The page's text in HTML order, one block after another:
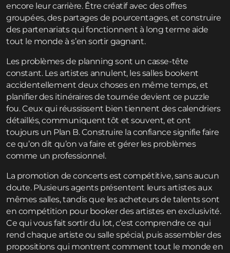
encore leur carrière. Être créatif avec des offres
groupées, des partages de pourcentages, et construire
des partenariats qui fonctionnent à long terme aide
tout le monde à s’en sortir gagnant.
Les problèmes de planning sont un casse-tête
constant. Les artistes annulent, les salles bookent
accidentellement deux choses en même temps, et
planifier des itinéraires de tournée devient ce puzzle
fou. Ceux qui réussissent bien tiennent des calendriers
détaillés, communiquent tôt et souvent, et ont
toujours un Plan B. Construire la confiance signifie faire
ce qu’on dit qu’on va faire et gérer les problèmes
comme un professionnel.
La promotion de concerts est compétitive, sans aucun
doute. Plusieurs agents présentent leurs artistes aux
mêmes salles, tandis que les acheteurs de talents sont
en compétition pour booker des artistes en exclusivité.
Ce qui vous fait sortir du lot, c’est comprendre ce qui
rend chaque artiste ou salle spécial, puis assembler des
propositions qui montrent comment tout le monde en